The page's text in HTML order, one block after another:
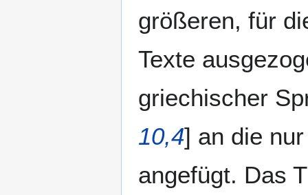
größeren, für
Texte
griechischer
10,4] an die
angefügt. Das